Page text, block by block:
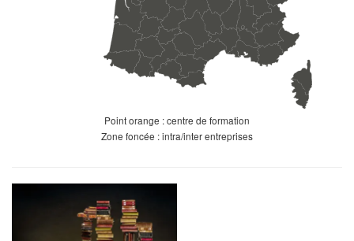
Point orange : centre de formation
Zone foncée : intra/inter entreprises